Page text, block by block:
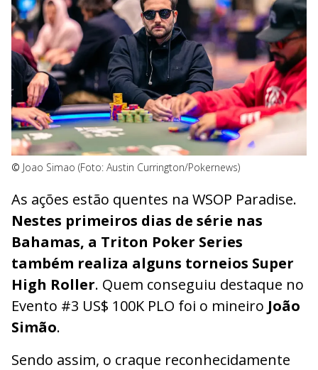
© Joao Simao (Foto: Austin Currington/Pokernews)
As ações estão quentes na WSOP Paradise.
Nestes primeiros dias de série nas
Bahamas, a Triton Poker Series
também realiza alguns torneios Super
High Roller. Quem conseguiu destaque no
Evento #3 US$ 100K PLO foi o mineiro João
Simão.
Sendo assim, o craque reconhecidamente